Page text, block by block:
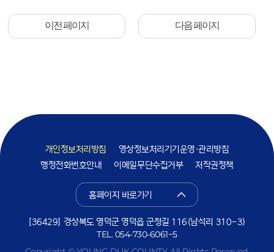
이전 페이지 다음 페이지
개인정보처리방침
영상정보처리기기운영·관리방침
행정전화번호안내
이메일무단수집거부 저작권정책
홈페이지 바로가기
[36429] 경상북도 영덕군 영덕읍 군청길 116(남석리 310-3)
TEL.054-730-6061~5